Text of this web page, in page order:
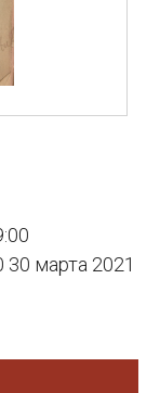
марта 2021